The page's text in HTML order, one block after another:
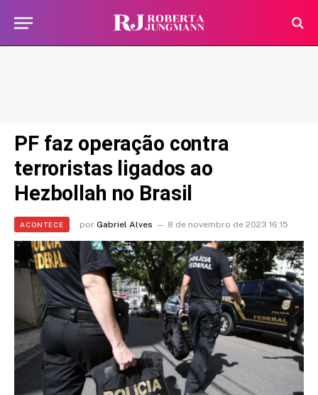
PF faz operação contra
terroristas ligados ao
Hezbollah no Brasil
ACONTECE por Gabriel Alves 8 de novembro de 2023 16:15